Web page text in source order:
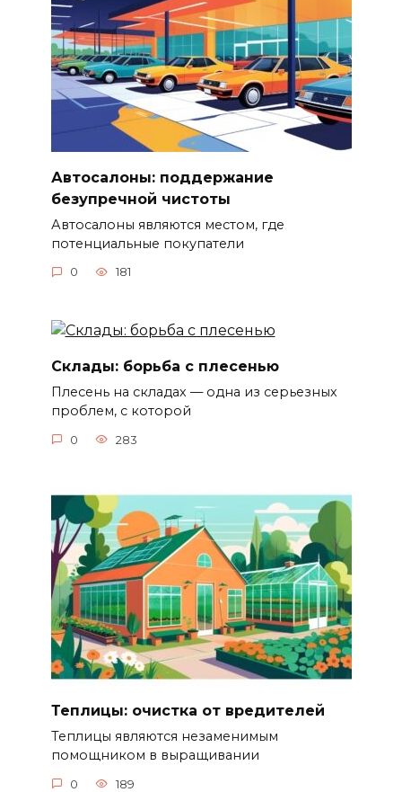
Автосалоны: поддержание
безупречной чистоты
Автосалоны являются местом, где
потенциальные покупатели
0 181
Склады: борьба с плесенью
Плесень на складах — одна из серьезных
проблем, с которой
0 283
Теплицы: очистка от вредителей
Теплицы являются незаменимым
помощником в выращивании
0 189